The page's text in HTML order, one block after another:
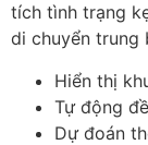
tích tình trạng
di chuyển trung
Hiển thị
Tự động
Dự đoán